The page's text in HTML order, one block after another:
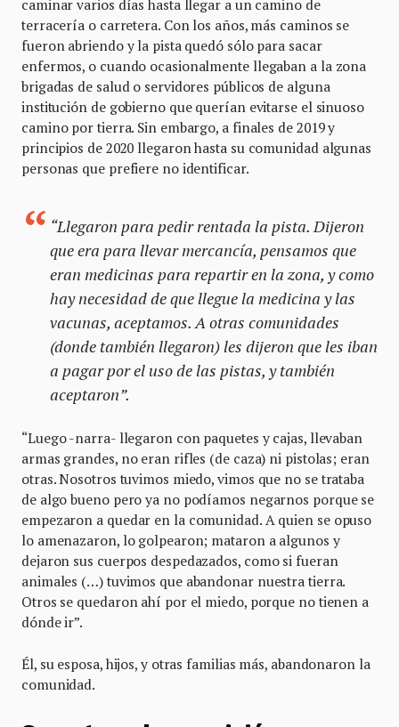
caminar varios días hasta llegar a un camino de
terracería o carretera. Con los años, más caminos se
fueron abriendo y la pista quedó sólo para sacar
enfermos, o cuando ocasionalmente llegaban a la zona
brigadas de salud o servidores públicos de alguna
institución de gobierno que querían evitarse el sinuoso
camino por tierra. Sin embargo, a finales de 2019 y
principios de 2020 llegaron hasta su comunidad algunas
personas que prefiere no identificar.
“Llegaron para pedir rentada la pista. Dijeron
que era para llevar mercancía, pensamos que
eran medicinas para repartir en la zona, y como
hay necesidad de que llegue la medicina y las
vacunas, aceptamos. A otras comunidades
(donde también llegaron) les dijeron que les iban
a pagar por el uso de las pistas, y también
aceptaron”.
“Luego -narra- llegaron con paquetes y cajas, llevaban
armas grandes, no eran rifles (de caza) ni pistolas; eran
otras. Nosotros tuvimos miedo, vimos que no se trataba
de algo bueno pero ya no podíamos negarnos porque se
empezaron a quedar en la comunidad. A quien se opuso
lo amenazaron, lo golpearon; mataron a algunos y
dejaron sus cuerpos despedazados, como si fueran
animales (…) tuvimos que abandonar nuestra tierra.
Otros se quedaron ahí por el miedo, porque no tienen a
dónde ir”.
Él, su esposa, hijos, y otras familias más, abandonaron la
comunidad.